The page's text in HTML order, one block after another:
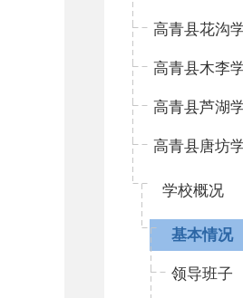
学校概况
基本情况
领导班子